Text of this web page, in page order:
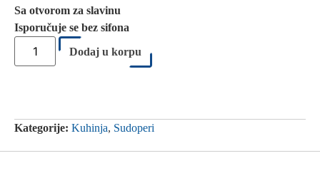
Sa otvorom za slavinu
Isporučuje se bez sifona
Dodaj u korpu
Kategorije: Kuhinja, Sudoperi